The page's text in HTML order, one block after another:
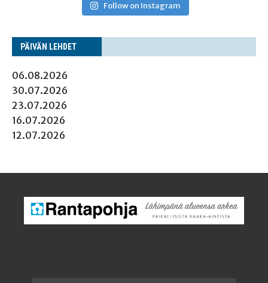
Follow on Instagram
PÄI­VÄN LEHDET
06.08.2026
30.07.2026
23.07.2026
16.07.2026
12.07.2026